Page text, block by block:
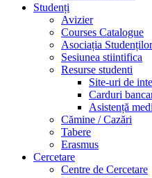
Studenți
Avizier
Courses Catalogue
Asociația Studenților
Sesiunea stiintifica
Resurse studenti
Site-uri de
Carduri
Asistență
Cămine / Cazări
Tabere
Erasmus
Cercetare
Centre de Cercetare